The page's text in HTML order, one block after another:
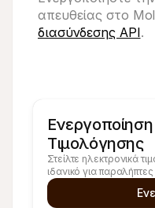
απευθείας στο
διασύνδεσης API.
Τιμολόγησης
Στείλτε ηλεκτρονικά
ιδανικό για